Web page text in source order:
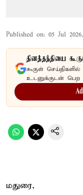
Published on: 05 Jul
தினத்தந்தியை
கூகுள்
உடனுக்குடன் பெற
மதுரை,